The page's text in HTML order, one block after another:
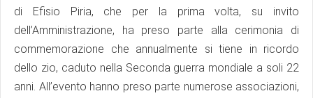
di Efisio Piria, che per la prima volta, su invito
dell’Amministrazione, ha preso parte alla cerimonia di
commemorazione che annualmente si tiene in ricordo
dello zio, caduto nella Seconda guerra mondiale a soli 22
anni. All’evento hanno preso parte numerose associazioni,